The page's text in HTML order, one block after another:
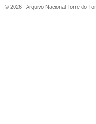
© 2026 - Arquivo Nacional Torre do